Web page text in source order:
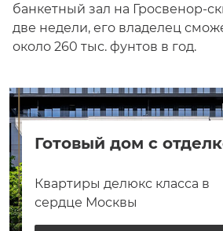
банкетный зал на Гросвенор-
две недели, его владелец
около 260 тыс. фунтов в год.
Готовый дом с
Квартиры делюкс класса в
сердце Москвы